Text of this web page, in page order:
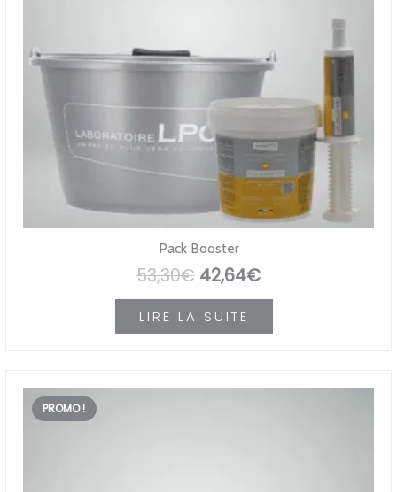
Pack Booster
53,30€ Le
prix
initial
42,64€Le
prix
LIRE LA SUITE
PROMO !